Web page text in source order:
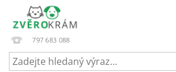
797 683 088